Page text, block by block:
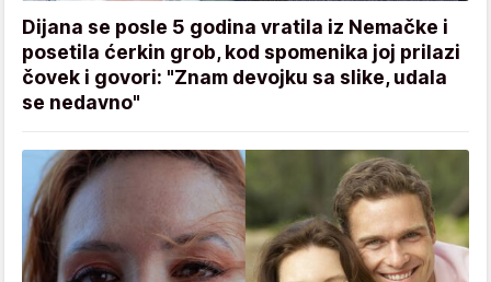
Dijana se posle 5 godina vratila iz Nemačke i
posetila ćerkin grob, kod spomenika joj prilazi
čovek i govori: "Znam devojku sa slike, udala
se nedavno"